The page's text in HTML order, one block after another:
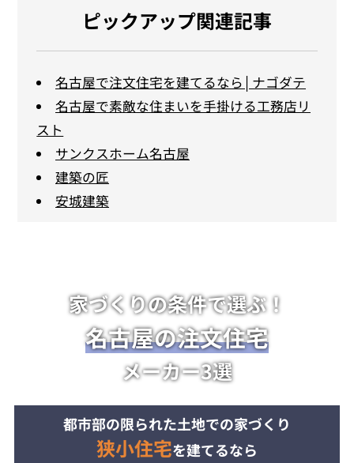
ピックアップ関連記事
名古屋で注文住宅を建てるなら│ナゴダテ
名古屋で素敵な住まいを手掛ける工務店リ
スト
サンクスホーム名古屋
建築の匠
安城建築
家づくりの条件で選ぶ！
名古屋の注文住宅
メーカー3選
都市部の限られた土地での家づくり
狭小住宅を建てるなら